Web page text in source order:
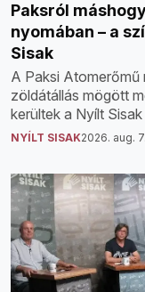
Paksról
nyomában – a
Sisak
A Paksi Atomerőmű
zöldátállás mögött
kerültek a Nyílt
NYÍLT SISAK2026. aug.